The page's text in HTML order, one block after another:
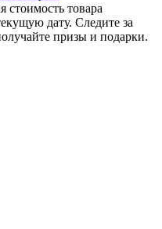
стоимость товара
дату. Следите за
призы и подарки.